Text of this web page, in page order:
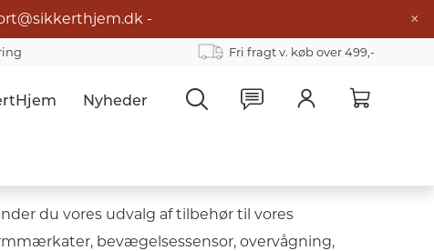
- ×
Fri fragt v. køb over 499,-
Nyheder
du vores udvalg af tilbehør til vores
bevægelsessensor, overvågning,